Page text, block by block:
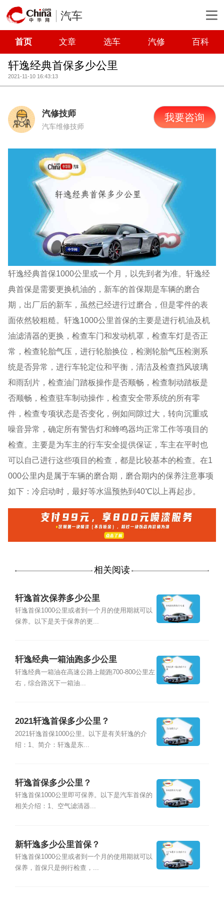
汽车
首页 文章 选车 汽修 百科
轩逸经典首保多少公里
2021-11-10 16:43:13
汽修技师
汽车维修技师
我要咨询
轩逸经典首保1000公里或一个月，以先到者为准。轩逸经
典首保是需要更换机油的，新车的首保期是车辆的磨合
期，出厂后的新车，虽然已经进行过磨合，但是零件的表
面依然较粗糙。轩逸1000公里首保的主要是进行机油及机
油滤清器的更换，检查车门和发动机罩，检查车灯是否正
常，检查轮胎气压，进行轮胎换位，检测轮胎气压检测系
统是否异常，进行车轮定位和平衡，清洁及检查挡风玻璃
和雨刮片，检查油门踏板操作是否顺畅，检查制动踏板是
否顺畅，检查驻车制动操作，检查安全带系统的所有零
件，检查专项状态是否变化，例如间隙过大，转向沉重或
噪音异常，确定所有警告灯和蜂鸣器均正常工作等项目的
检查。主要是为车主的行车安全提供保证，车主在平时也
可以自己进行这些项目的检查，都是比较基本的检查。在1
000公里内是属于车辆的磨合期，磨合期内的保养注意事项
如下：冷启动时，最好等水温预热到40℃以上再起步。
相关阅读
轩逸首次保养多少公里
轩逸首保1000公里或者到一个月的使用期就可以
保养。以下是关于保养的更...
轩逸经典一箱油跑多少公里
轩逸经典一箱油在高速公路上能跑700-800公里左
右，综合路况下一箱油...
2021轩逸首保多少公里？
2021轩逸首保1000公里。以下是有关轩逸的介
绍：1、简介：轩逸是东...
轩逸首保多少公里？
轩逸首保1000公里即可保养。以下是汽车首保的
相关介绍：1、空气滤清器...
新轩逸多少公里首保？
轩逸首保1000公里或者到一个月的使用期就可以
保养，首保只是例行检查，...